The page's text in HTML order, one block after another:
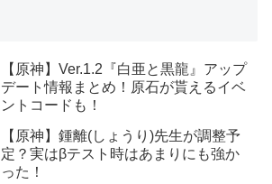
【原神】Ver.1.2『白亜と黒龍』アップ
デート情報まとめ！原石が貰えるイベ
ントコードも！
【原神】鍾離(しょうり)先生が調整予
定？実はβテスト時はあまりにも強か
った！